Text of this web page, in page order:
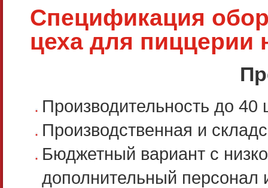
Спецификация
цеха для пиццерии
Производительность до
Производственная и
Бюджетный вариант с
дополнительный